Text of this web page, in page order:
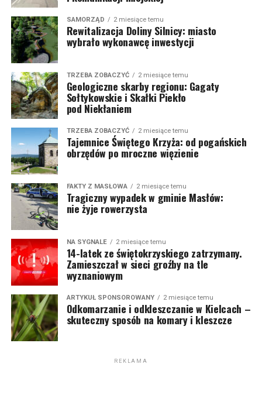
SAMORZĄD 2 miesiące temu
Rewitalizacja Doliny Silnicy: miasto
wybrało wykonawcę inwestycji
TRZEBA ZOBACZYĆ 2 miesiące temu
Geologiczne skarby regionu: Gagaty
Sołtykowskie i Skałki Piekło
pod Niekłaniem
TRZEBA ZOBACZYĆ 2 miesiące temu
Tajemnice Świętego Krzyża: od pogańskich
obrzędów po mroczne więzienie
FAKTY Z MASŁOWA 2 miesiące temu
Tragiczny wypadek w gminie Masłów:
nie żyje rowerzysta
NA SYGNALE 2 miesiące temu
14-latek ze świętokrzyskiego zatrzymany.
Zamieszczał w sieci groźby na tle
wyznaniowym
ARTYKUŁ SPONSOROWANY 2 miesiące temu
Odkomarzanie i odkleszczanie w Kielcach –
skuteczny sposób na komary i kleszcze
REKLAMA